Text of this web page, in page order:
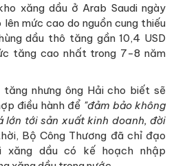
xăng dầu ở Arab Saudi ngày
mức cao do nguồn cung thiếu
dầu thô tăng gần 10,4 USD
tăng cao nhất trong 7-8 năm
nhưng ông Hải cho biết sẽ
điều hành để "đảm bảo không
lớn tới sản xuất kinh doanh, đời
Bộ Công Thương đã chỉ đạo
dầu có kế hoạch nhập